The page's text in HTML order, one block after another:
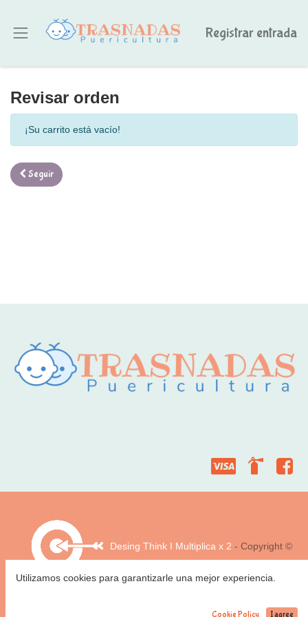
Registrar entrada
Revisar orden
¡Su carrito está vacío!
Seguir
Desing Think I Multiplica x 2 - Copyright ©
Utilizamos cookies para garantizarle una mejor experiencia.
Cookie Policy I agree